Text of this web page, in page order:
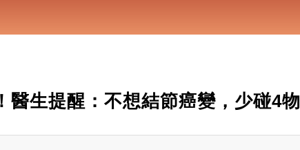
醫生提醒：不想結節癌變，少碰4物